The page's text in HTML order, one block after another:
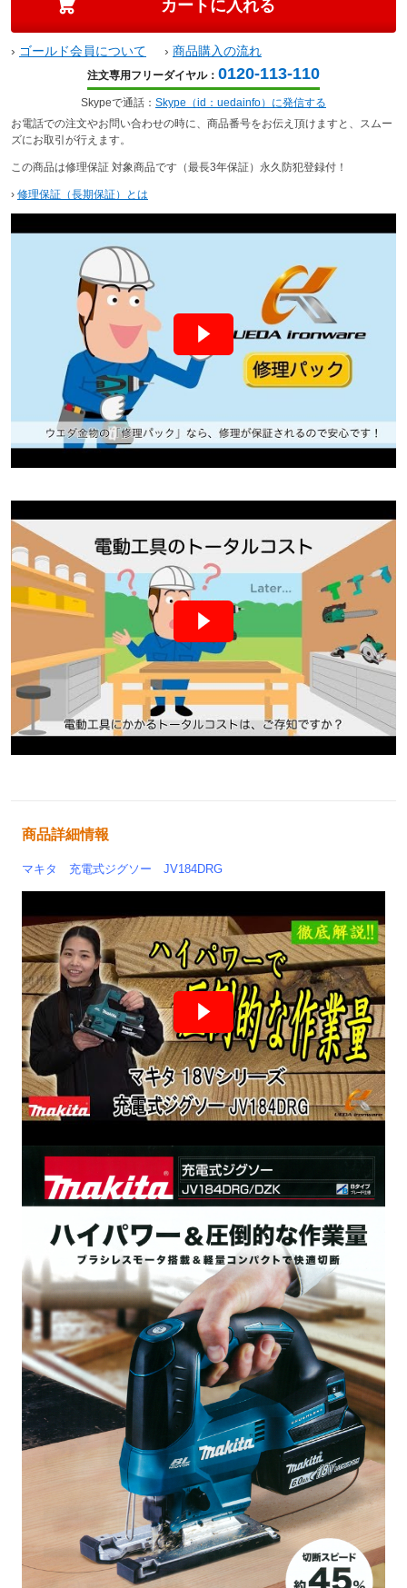
› ゴールド会員について › 商品購入の流れ
注文専用フリーダイヤル： 0120-113-110
Skypeで通話： Skype（id：uedainfo）に発信する
お電話での注文やお問い合わせの時に、商品番号をお伝え頂けますと、スムー
ズにお取引が行えます。
この商品は修理保証 対象商品です（最長3年保証）永久防犯登録付！
› 修理保証（長期保証）とは
商品詳細情報
マキタ 充電式ジグソー JV184DRG